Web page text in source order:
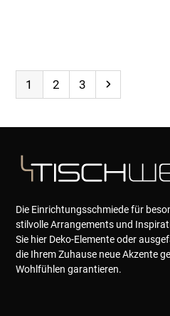
Page
1 Page
2 Page
3 Next
Die Einrichtungsschmiede für
stilvolle Arrangements und
Sie hier Deko-Elemente oder
die Ihrem Zuhause neue Akzente
Wohlfühlen garantieren.